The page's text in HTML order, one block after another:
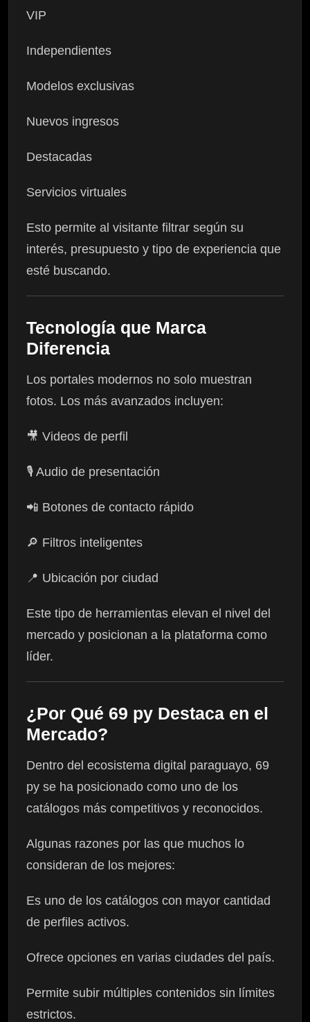
VIP
Independientes
Modelos exclusivas
Nuevos ingresos
Destacadas
Servicios virtuales
Esto permite al visitante filtrar según su
interés, presupuesto y tipo de experiencia que
esté buscando.
Tecnología que Marca
Diferencia
Los portales modernos no solo muestran
fotos. Los más avanzados incluyen:
🎥 Videos de perfil
🎙 Audio de presentación
📲 Botones de contacto rápido
🔎 Filtros inteligentes
📍 Ubicación por ciudad
Este tipo de herramientas elevan el nivel del
mercado y posicionan a la plataforma como
líder.
¿Por Qué 69 py Destaca en el
Mercado?
Dentro del ecosistema digital paraguayo, 69
py se ha posicionado como uno de los
catálogos más competitivos y reconocidos.
Algunas razones por las que muchos lo
consideran de los mejores:
Es uno de los catálogos con mayor cantidad
de perfiles activos.
Ofrece opciones en varias ciudades del país.
Permite subir múltiples contenidos sin límites
estrictos.